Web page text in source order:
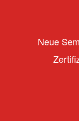
Neue